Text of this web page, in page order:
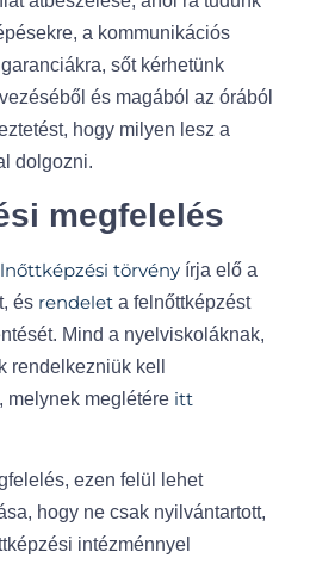
a kommunikációs
sőt kérhetünk
és magából az órából
hogy milyen lesz a
dolgozni.
megfelelés
törvény írja elő a
és rendelet a felnőttképzést
Mind a nyelviskoláknak,
rendelkezniük kell
melynek meglétére itt
ezen felül lehet
hogy ne csak nyilvántartott,
intézménnyel